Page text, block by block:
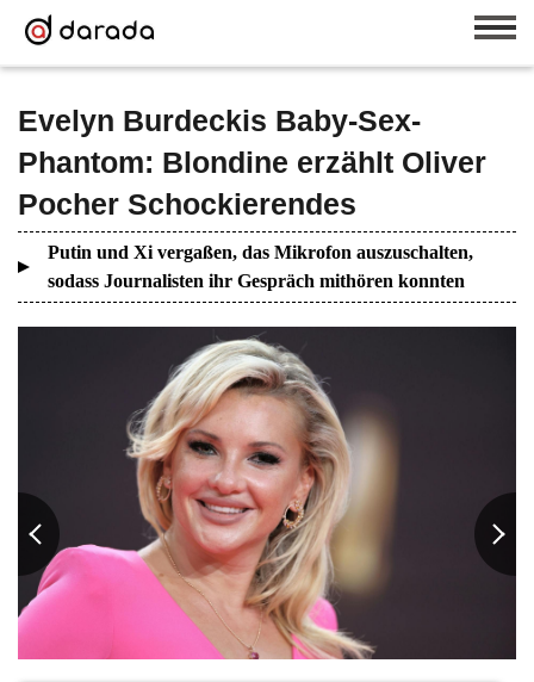
Evelyn Burdeckis Baby-Sex-
Phantom: Blondine erzählt Oliver
Pocher Schockierendes
Putin und Xi vergaßen, das Mikrofon auszuschalten,
sodass Journalisten ihr Gespräch mithören konnten